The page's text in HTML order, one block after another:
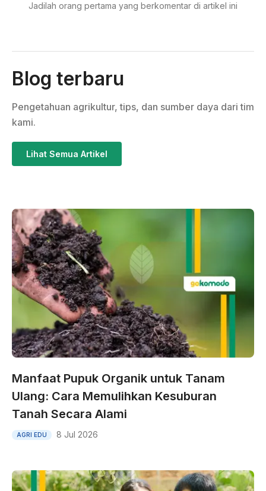
Jadilah orang pertama yang berkomentar di artikel ini
Blog terbaru
Pengetahuan agrikultur, tips, dan sumber daya dari tim
kami.
Lihat Semua Artikel
Manfaat Pupuk Organik untuk Tanam
Ulang: Cara Memulihkan Kesuburan
Tanah Secara Alami
AGRI EDU 8 Jul 2026